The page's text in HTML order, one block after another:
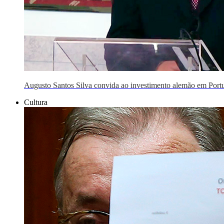
Augusto Santos Silva convida ao investimento alemão em
Cultura